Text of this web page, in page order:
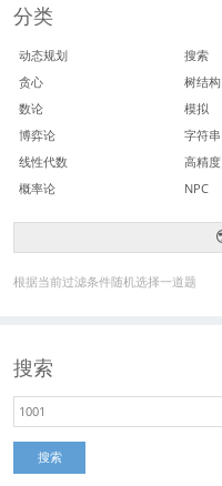
分类
动态规划 搜索
贪心
树结构
数论
模拟
博弈论
字符串
线性代数
高精度
概率论
NPC
根据当前过滤条件随机选择一道题
搜索
搜索